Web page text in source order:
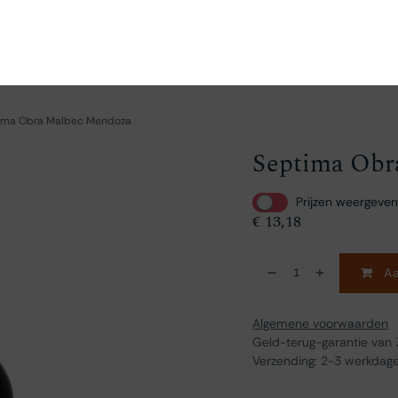
Obra Malbec Mendoza
Septima
Prijzen
€ 13,18
Algemene voorwaarden
Geld-terug-garantie van
Verzending: 2-3